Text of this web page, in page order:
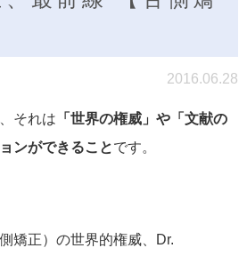
2016.06.28
それは 「世界の権威」や「文献の
ンができることです。
矯正）の世界的権威、Dr.